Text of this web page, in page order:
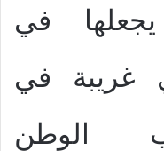
في
غريبة في
الوطن